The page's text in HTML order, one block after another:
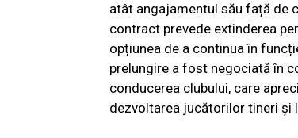
atât angajamentul său față de
contract prevede extinderea
opțiunea de a continua în
prelungire a fost negociată în
conducerea clubului, care
dezvoltarea jucătorilor tineri și